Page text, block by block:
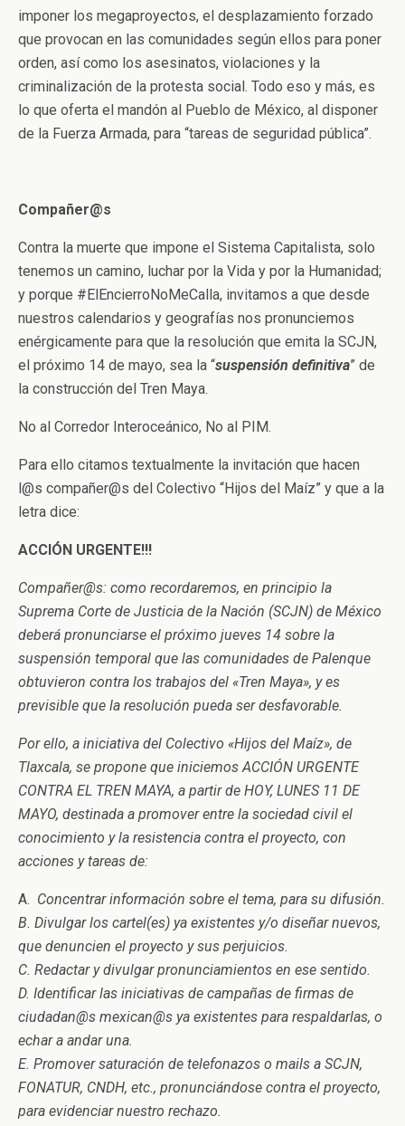
imponer los megaproyectos, el desplazamiento forzado
que provocan en las comunidades según ellos para poner
orden, así como los asesinatos, violaciones y la
criminalización de la protesta social. Todo eso y más, es
lo que oferta el mandón al Pueblo de México, al disponer
de la Fuerza Armada, para “tareas de seguridad pública”.
Compañer@s
Contra la muerte que impone el Sistema Capitalista, solo
tenemos un camino, luchar por la Vida y por la Humanidad;
y porque #ElEncierroNoMeCalla, invitamos a que desde
nuestros calendarios y geografías nos pronunciemos
enérgicamente para que la resolución que emita la SCJN,
el próximo 14 de mayo, sea la “suspensión definitiva” de
la construcción del Tren Maya.
No al Corredor Interoceánico, No al PIM.
Para ello citamos textualmente la invitación que hacen
l@s compañer@s del Colectivo “Hijos del Maíz” y que a la
letra dice:
ACCIÓN URGENTE!!!
Compañer@s: como recordaremos, en principio la
Suprema Corte de Justicia de la Nación (SCJN) de México
deberá pronunciarse el próximo jueves 14 sobre la
suspensión temporal que las comunidades de Palenque
obtuvieron contra los trabajos del «Tren Maya», y es
previsible que la resolución pueda ser desfavorable.
Por ello, a iniciativa del Colectivo «Hijos del Maíz», de
Tlaxcala, se propone que iniciemos ACCIÓN URGENTE
CONTRA EL TREN MAYA, a partir de HOY, LUNES 11 DE
MAYO, destinada a promover entre la sociedad civil el
conocimiento y la resistencia contra el proyecto, con
acciones y tareas de:
A. Concentrar información sobre el tema, para su difusión.
B. Divulgar los cartel(es) ya existentes y/o diseñar nuevos,
que denuncien el proyecto y sus perjuicios.
C. Redactar y divulgar pronunciamientos en ese sentido.
D. Identificar las iniciativas de campañas de firmas de
ciudadan@s mexican@s ya existentes para respaldarlas, o
echar a andar una.
E. Promover saturación de telefonazos o mails a SCJN,
FONATUR, CNDH, etc., pronunciándose contra el proyecto,
para evidenciar nuestro rechazo.